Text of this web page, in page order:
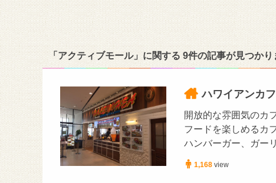
「アクティブモール」に関する 9件の記事が見つかり
ハワイアンカ
開放的な雰囲気のカ
フードを楽しめるカ
ハンバーガー、ガー
1,168 view